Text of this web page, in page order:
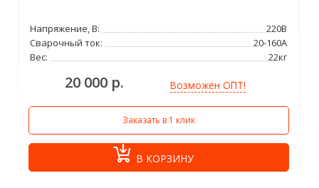
Напряжение, В:
220В
Сварочный ток:
20-160А
Вес:
22кг
20 000 р. Возможен ОПТ!
Заказать в 1 клик
В КОРЗИНУ